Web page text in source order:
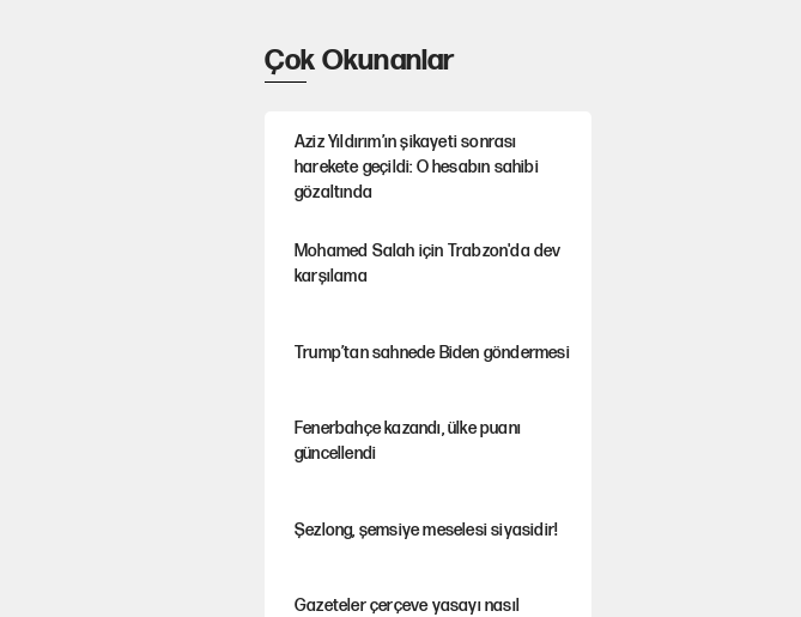
Çok Okunanlar
Aziz Yıldırım’ın şikayeti sonrası
harekete geçildi: O hesabın sahibi
gözaltında
Mohamed Salah için Trabzon'da dev
karşılama
Trump’tan sahnede Biden göndermesi
Fenerbahçe kazandı, ülke puanı
güncellendi
Şezlong, şemsiye meselesi siyasidir!
Gazeteler çerçeve yasayı nasıl